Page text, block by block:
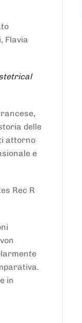
Flavia
delle
attorno
e
Rec R
in